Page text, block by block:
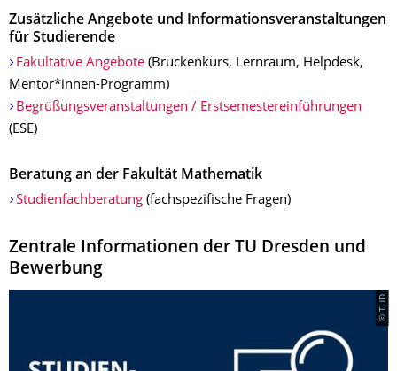
Zusätzliche Angebote und Informationsveranstaltungen
für Studierende
Fakultative Angebote(Brückenkurs, Lernraum, Helpdesk,
Mentor*innen-Programm)
Begrüßungsveranstaltungen / Erstsemestereinführungen
(ESE)
Beratung an der Fakultät Mathematik
Studienfachberatung(fachspezifische Fragen)
Zentrale Informationen der TU Dresden und
Bewerbung
© TUD